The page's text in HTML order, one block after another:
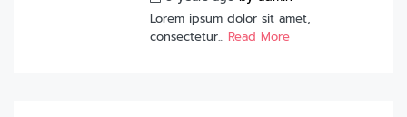
Lorem ipsum dolor sit amet,
consectetur... Read More